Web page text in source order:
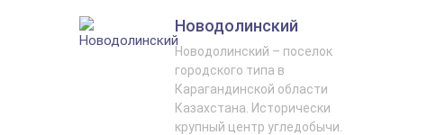
Новодолинский
Новодолинский – поселок
городского типа в
Карагандинской области
Казахстана. Исторически
крупный центр угледобычи.